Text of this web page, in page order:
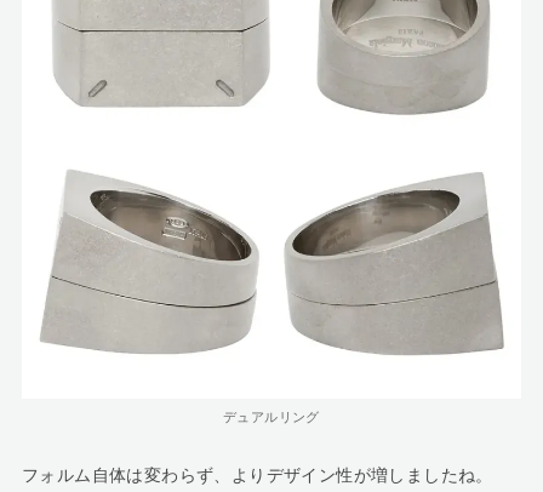
デュアルリング
フォルム自体は変わらず、よりデザイン性が増しましたね。